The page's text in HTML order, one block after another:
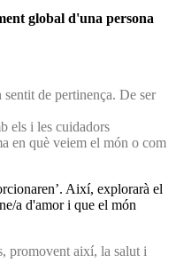
global d'una persona
de pertinença. De ser
els i les cuidadors
en què veiem el món o com
Així, explorarà el
a d'amor i que el món
promovent així, la salut i